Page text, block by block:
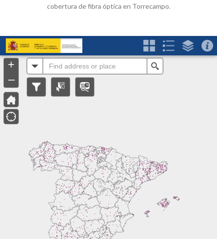
cobertura de fibra óptica en Torrecampo.